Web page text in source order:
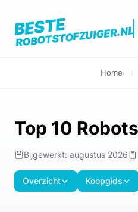
BESTE
ROBOTSTOFZUIGER.NL
Home /
Top 10
Bijgewerkt: augustus 2026
Overzicht Koopgids